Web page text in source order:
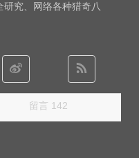
研究、网络各种猎奇八
留言 142